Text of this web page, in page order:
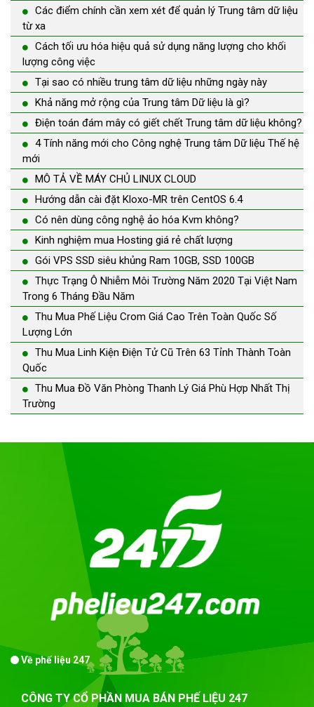
Các điểm chính cần xem xét để quản lý Trung tâm dữ liệu
từ xa
Cách tối ưu hóa hiệu quả sử dụng năng lượng cho khối
lượng công việc
Tại sao có nhiều trung tâm dữ liệu những ngày này
Khả năng mở rộng của Trung tâm Dữ liệu là gì?
Điện toán đám mây có giết chết Trung tâm dữ liệu không?
4 Tính năng mới cho Công nghệ Trung tâm Dữ liệu Thế hệ
mới
MÔ TẢ VỀ MÁY CHỦ LINUX CLOUD
Hướng dẫn cài đặt Kloxo-MR trên CentOS 6.4
Có nên dùng công nghệ ảo hóa Kvm không?
Kinh nghiệm mua Hosting giá rẻ chất lượng
Gói VPS SSD siêu khủng Ram 10GB, SSD 100GB
Thực Trạng Ô Nhiễm Môi Trường Năm 2020 Tại Việt Nam
Trong 6 Tháng Đầu Năm
Thu Mua Phế Liệu Crom Giá Cao Trên Toàn Quốc Số
Lượng Lớn
Thu Mua Linh Kiện Điện Tử Cũ Trên 63 Tỉnh Thành Toàn
Quốc
Thu Mua Đồ Văn Phòng Thanh Lý Giá Phù Hợp Nhất Thị
Trường
Về phế liệu 247
CÔNG TY CỔ PHẦN MUA BÁN PHẾ LIỆU 247